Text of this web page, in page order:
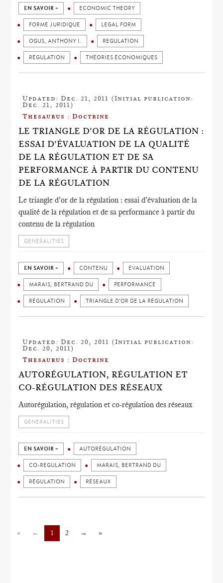
EN SAVOIR + ECONOMIC THEORY
FORME JURIDIQUE LEGAL FORM
OGUS, ANTHONY I. REGULATION
RÉGULATION THÉORIES ÉCONOMIQUES
Updated: Dec. 21, 2011 (Initial publication:
Dec. 21, 2011)
Thesaurus : Doctrine
LE TRIANGLE D'OR DE LA RÉGULATION :
ESSAI D'ÉVALUATION DE LA QUALITÉ
DE LA RÉGULATION ET DE SA
PERFORMANCE À PARTIR DU CONTENU
DE LA RÉGULATION
Le triangle d'or de la régulation : essai d'évaluation de la
qualité de la régulation et de sa performance à partir du
contenu de la régulation
GENERALITIES
EN SAVOIR + CONTENU EVALUATION
MARAIS, BERTRAND DU PERFORMANCE
RÉGULATION TRIANGLE D’OR DE LA RÉGULATION
Updated: Dec. 20, 2011 (Initial publication:
Dec. 20, 2011)
Thesaurus : Doctrine
AUTORÉGULATION, RÉGULATION ET
CO-RÉGULATION DES RÉSEAUX
Autorégulation, régulation et co-régulation des réseaux
GENERALITIES
EN SAVOIR + AUTORÉGULATION
CO-REGULATION MARAIS, BERTRAND DU
RÉGULATION RÉSEAUX
« ← 1 2 → »